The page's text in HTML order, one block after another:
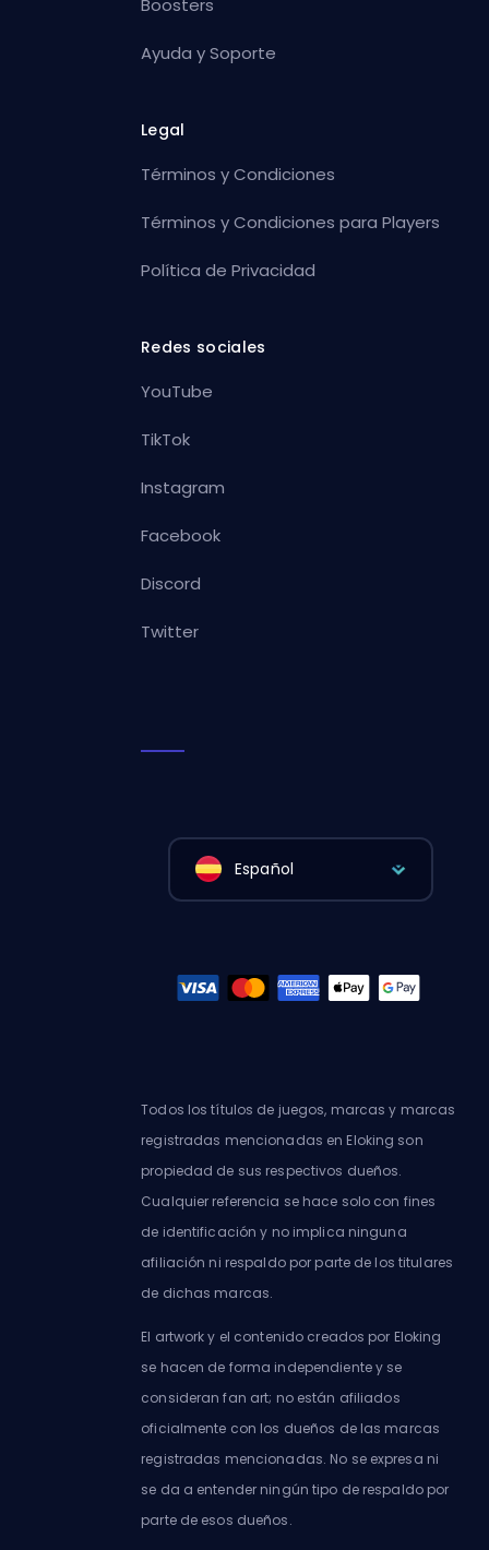
Ayuda y Soporte
Legal
Términos y Condiciones
Términos y Condiciones para Players
Política de Privacidad
Redes sociales
YouTube
TikTok
Instagram
Facebook
Discord
Twitter
Español
Todos los títulos de juegos, marcas y marcas
registradas mencionadas en Eloking son
propiedad de sus respectivos dueños.
Cualquier referencia se hace solo con fines
de identificación y no implica ninguna
afiliación ni respaldo por parte de los titulares
de dichas marcas.
El artwork y el contenido creados por Eloking
se hacen de forma independiente y se
consideran fan art; no están afiliados
oficialmente con los dueños de las marcas
registradas mencionadas. No se expresa ni
se da a entender ningún tipo de respaldo por
parte de esos dueños.